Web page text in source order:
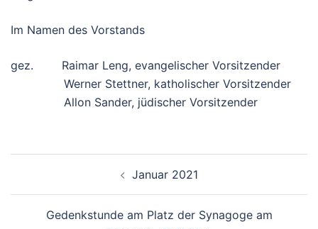
Im Namen des Vorstands
gez. Raimar Leng, evangelischer Vorsitzender
Werner Stettner, katholischer Vorsitzender
Allon Sander, jüdischer Vorsitzender
Januar 2021
Gedenkstunde am Platz der Synagoge am